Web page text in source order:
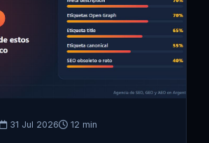
31 Jul 2026 12 min